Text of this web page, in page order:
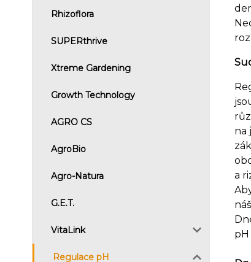
Rhizoflora
SUPERthrive
Xtreme Gardening
Growth Technology
AGRO CS
AgroBio
Agro-Natura
G.E.T.
VitaLink
Regulace pH
na
a